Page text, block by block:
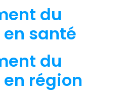
du
santé
du
région